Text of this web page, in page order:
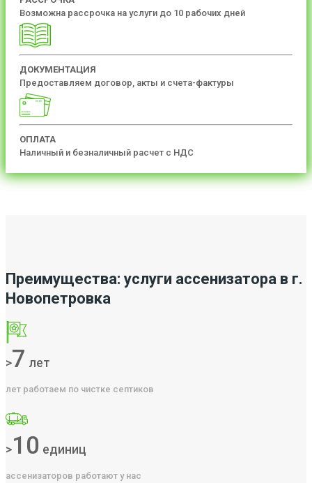
Возможна рассрочка на услуги до 10 рабочих дней
ДОКУМЕНТАЦИЯ
Предоставляем договор, акты и счета-фактуры
ОПЛАТА
Наличный и безналичный расчет с НДС
Преимущества: услуги ассенизатора в г.
Новопетровка
>7 лет
лет работаем по чистке септиков
>10 единиц
ассенизаторов работают у нас